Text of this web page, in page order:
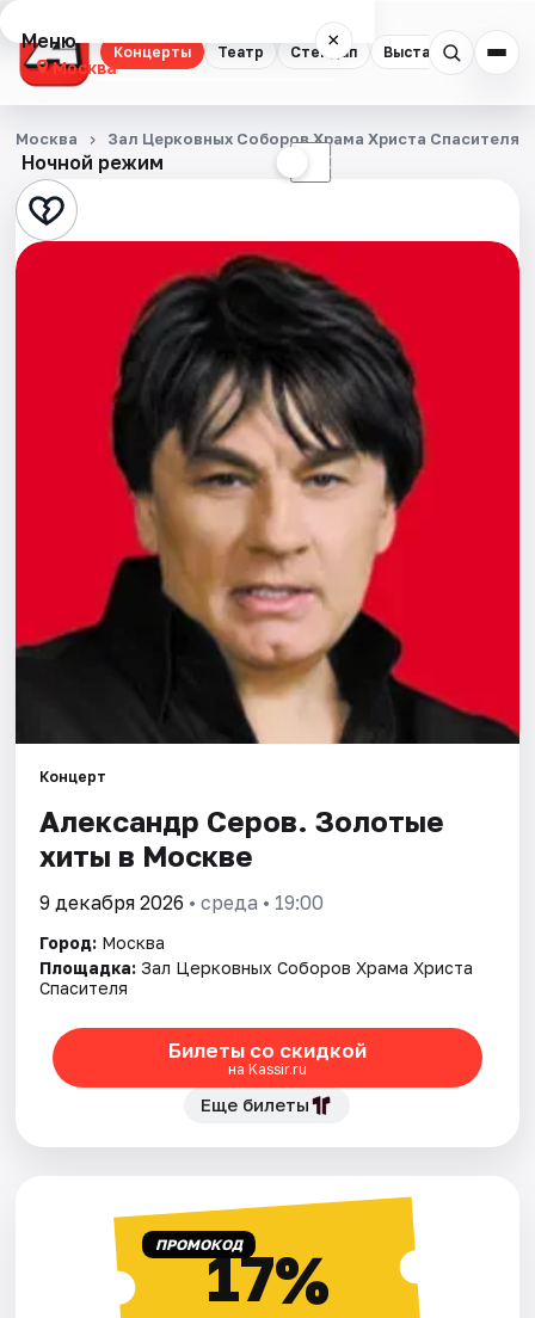
Концерты Театр Стендап Выставки
Меню ×
Москва
Концерты
Театр
Стендап
Экскурсии
Площадки
Ночной режим ☾
Москва Зал Церковных Соборов Храма Христа Спасителя
Концерт
Александр Серов. Золотые
хиты в Москве
9 декабря 2026 • среда • 19:00
Город: Москва
Площадка: Зал Церковных Соборов Храма Христа
Спасителя
Билеты со скидкой
на Kassir.ru
Еще билеты
ПРОМОКОД17%